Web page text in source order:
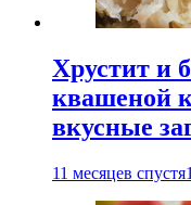
Хрустит и
квашеной
вкусные
11 месяцев спустя